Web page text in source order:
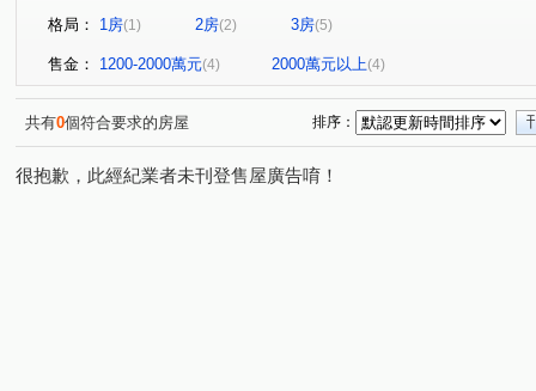
格局： 1房(1) 2房(2) 3房(5)
售金： 1200-2000萬元(4) 2000萬元以上(4)
共有0個符合要求的房屋 排序：
很抱歉，此經紀業者未刊登售屋廣告唷！